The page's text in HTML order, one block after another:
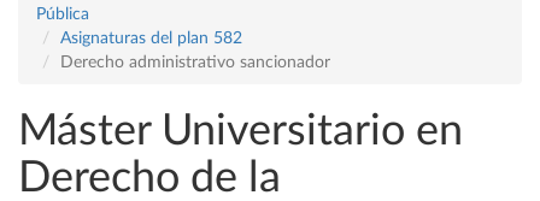
Pública
Asignaturas del plan 582
Derecho administrativo sancionador
Máster Universitario en
Derecho de la